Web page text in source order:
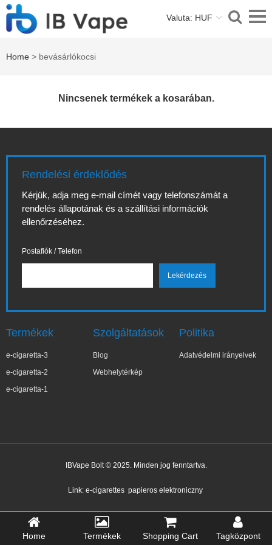
Valuta: HUF
Home > bevásárlókocsi
Nincsenek termékek a kosarában.
Rendelési érdeklődés
Kérjük, adja meg e-mail címét vagy telefonszámát a
rendelés állapotának és a szállítási információk
ellenőrzéséhez.
Postafiók / Telefon
Termékek
e-cigaretta-3
e-cigaretta-2
e-cigaretta-1
Szolgáltatások
Blog
Webhelytérkép
Politika
Adatvédelmi irányelvek
IBVape Bolt © 2025. Minden jog fenntartva.
Link: e-cigarettes papieros elektroniczny
Home Termékek Shopping Cart Tagközpont